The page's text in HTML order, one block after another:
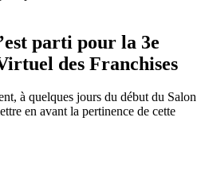
parti pour la 3e
des Franchises
à quelques jours du début du Salon
en avant la pertinence de cette